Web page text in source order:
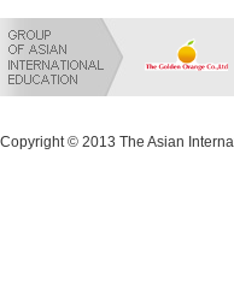
Copyright © 2013 The Asian